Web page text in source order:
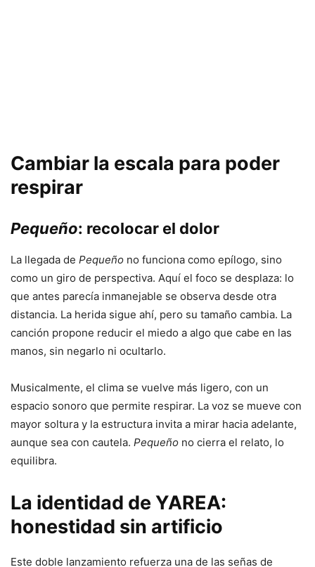
Cambiar la escala para poder
respirar
Pequeño: recolocar el dolor
La llegada de Pequeño no funciona como epílogo, sino
como un giro de perspectiva. Aquí el foco se desplaza: lo
que antes parecía inmanejable se observa desde otra
distancia. La herida sigue ahí, pero su tamaño cambia. La
canción propone reducir el miedo a algo que cabe en las
manos, sin negarlo ni ocultarlo.
Musicalmente, el clima se vuelve más ligero, con un
espacio sonoro que permite respirar. La voz se mueve con
mayor soltura y la estructura invita a mirar hacia adelante,
aunque sea con cautela. Pequeño no cierra el relato, lo
equilibra.
La identidad de YAREA:
honestidad sin artificio
Este doble lanzamiento refuerza una de las señas de